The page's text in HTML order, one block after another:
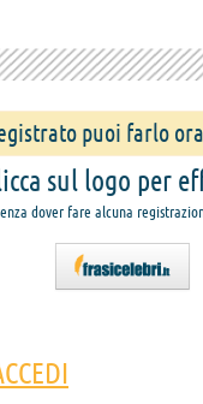
puoi farlo
sul logo per
dover fare alcuna